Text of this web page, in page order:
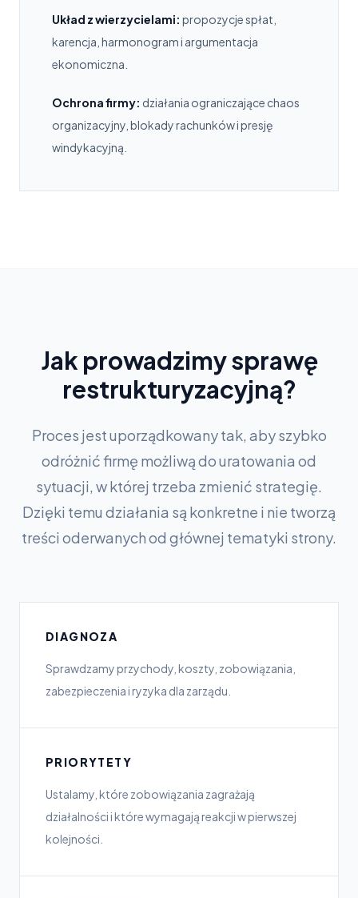
Układ z wierzycielami: propozycje spłat,
karencja, harmonogram i argumentacja
ekonomiczna.
Ochrona firmy: działania ograniczające chaos
organizacyjny, blokady rachunków i presję
windykacyjną.
Jak prowadzimy sprawę
restrukturyzacyjną?
Proces jest uporządkowany tak, aby szybko
odróżnić firmę możliwą do uratowania od
sytuacji, w której trzeba zmienić strategię.
Dzięki temu działania są konkretne i nie tworzą
treści oderwanych od głównej tematyki strony.
DIAGNOZA
Sprawdzamy przychody, koszty, zobowiązania,
zabezpieczenia i ryzyka dla zarządu.
PRIORYTETY
Ustalamy, które zobowiązania zagrażają
działalności i które wymagają reakcji w pierwszej
kolejności.